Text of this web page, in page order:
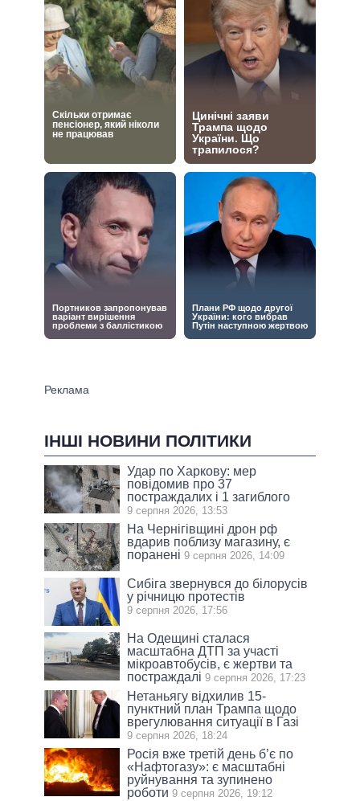
ІНШІ НОВИНИ ПОЛІТИКИ
Удар по Харкову: мер
повідомив про 37
постраждалих і 1 загиблого
9 серпня 2026, 13:53
На Чернігівщині дрон рф
вдарив поблизу магазину, є
поранені 9 серпня 2026, 14:09
Сибіга звернувся до білорусів
у річницю протестів
9 серпня 2026, 17:56
На Одещині сталася
масштабна ДТП за участі
мікроавтобусів, є жертви та
постраждалі 9 серпня 2026, 17:23
Нетаньягу відхилив 15-
пунктний план Трампа щодо
врегулювання ситуації в Газі
9 серпня 2026, 18:24
Росія вже третій день б’є по
«Нафтогазу»: є масштабні
руйнування та зупинено
роботи 9 серпня 2026, 19:12